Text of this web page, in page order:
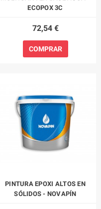
ECOPOX 3C
72,54 €
COMPRAR
PINTURA EPOXI ALTOS EN
SÓLIDOS - NOVAPÍN